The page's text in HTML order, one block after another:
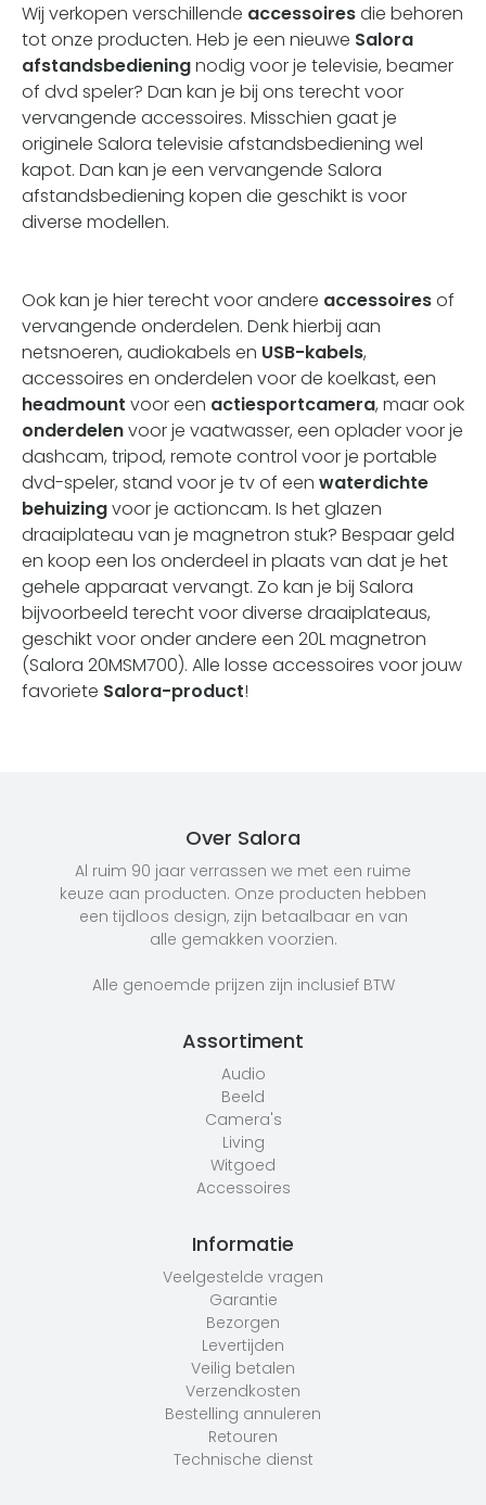
Wij verkopen verschillende accessoiresdie behoren
tot onze producten. Heb je een nieuwe Salora
afstandsbedieningnodig voor je televisie, beamer
of dvd speler? Dan kan je bij ons terecht voor
vervangende accessoires. Misschien gaat je
originele Salora televisie afstandsbediening wel
kapot. Dan kan je een vervangende Salora
afstandsbediening kopen die geschikt is voor
diverse modellen.
Ook kan je hier terecht voor andere accessoiresof
vervangende onderdelen. Denk hierbij aan
netsnoeren, audiokabels en USB-kabels,
accessoires en onderdelen voor de koelkast, een
headmount voor een actiesportcamera, maar ook
onderdelenvoor je vaatwasser, een oplader voor je
dashcam, tripod, remote control voor je portable
dvd-speler, stand voor je tvof een waterdichte
behuizingvoor je actioncam. Is het glazen
draaiplateau van je magnetron stuk? Bespaar geld
en koop een los onderdeel in plaats van dat je het
gehele apparaat vervangt. Zo kan je bij Salora
bijvoorbeeld terecht voor diverse draaiplateaus,
geschikt voor onder andere een 20L magnetron
(Salora 20MSM700). Alle losse accessoires voor jouw
favoriete Salora-product!
Over Salora
Al ruim 90 jaar verrassen we met een ruime
keuze aan producten. Onze producten hebben
een tijdloos design, zijn betaalbaar en van
alle gemakken voorzien.
Alle genoemde prijzen zijn inclusief BTW
Assortiment
Audio
Beeld
Camera's
Living
Witgoed
Accessoires
Informatie
Veelgestelde vragen
Garantie
Bezorgen
Levertijden
Veilig betalen
Verzendkosten
Bestelling annuleren
Retouren
Technische dienst